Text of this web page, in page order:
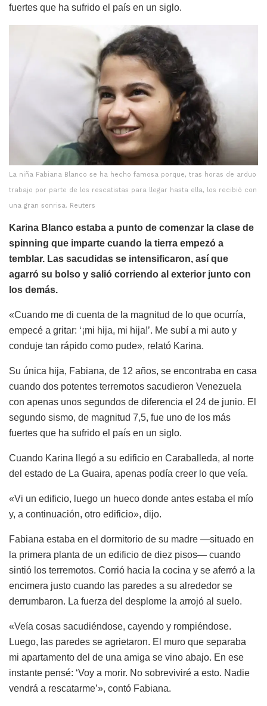
fuertes que ha sufrido el país en un siglo.
La niña Fabiana Blanco se ha hecho famosa porque, tras horas de arduo
trabajo por parte de los rescatistas para llegar hasta ella, los recibió con
una gran sonrisa. Reuters
Karina Blanco estaba a punto de comenzar la clase de
spinning que imparte cuando la tierra empezó a
temblar. Las sacudidas se intensificaron, así que
agarró su bolso y salió corriendo al exterior junto con
los demás.
«Cuando me di cuenta de la magnitud de lo que ocurría,
empecé a gritar: ‘¡mi hija, mi hija!’. Me subí a mi auto y
conduje tan rápido como pude», relató Karina.
Su única hija, Fabiana, de 12 años, se encontraba en casa
cuando dos potentes terremotos sacudieron Venezuela
con apenas unos segundos de diferencia el 24 de junio. El
segundo sismo, de magnitud 7,5, fue uno de los más
fuertes que ha sufrido el país en un siglo.
Cuando Karina llegó a su edificio en Caraballeda, al norte
del estado de La Guaira, apenas podía creer lo que veía.
«Vi un edificio, luego un hueco donde antes estaba el mío
y, a continuación, otro edificio», dijo.
Fabiana estaba en el dormitorio de su madre —situado en
la primera planta de un edificio de diez pisos— cuando
sintió los terremotos. Corrió hacia la cocina y se aferró a la
encimera justo cuando las paredes a su alrededor se
derrumbaron. La fuerza del desplome la arrojó al suelo.
«Veía cosas sacudiéndose, cayendo y rompiéndose.
Luego, las paredes se agrietaron. El muro que separaba
mi apartamento del de una amiga se vino abajo. En ese
instante pensé: ‘Voy a morir. No sobreviviré a esto. Nadie
vendrá a rescatarme’», contó Fabiana.